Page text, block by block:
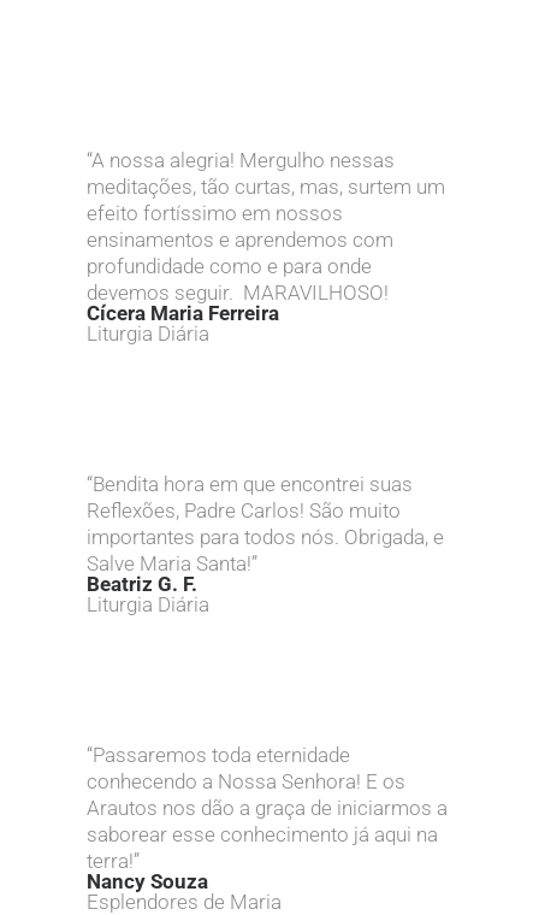
“A nossa alegria! Mergulho nessas
meditações, tão curtas, mas, surtem um
efeito fortíssimo em nossos
ensinamentos e aprendemos com
profundidade como e para onde
devemos seguir. MARAVILHOSO!
Cícera Maria Ferreira
Liturgia Diária
“Bendita hora em que encontrei suas
Reflexões, Padre Carlos! São muito
importantes para todos nós. Obrigada, e
Salve Maria Santa!”
Beatriz G. F.
Liturgia Diária
“Passaremos toda eternidade
conhecendo a Nossa Senhora! E os
Arautos nos dão a graça de iniciarmos a
saborear esse conhecimento já aqui na
terra!”
Nancy Souza
Esplendores de Maria